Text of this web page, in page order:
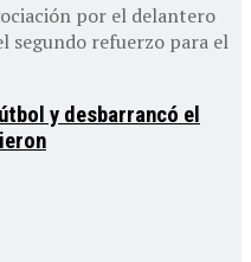
por el delantero
segundo refuerzo para el
y desbarrancó el